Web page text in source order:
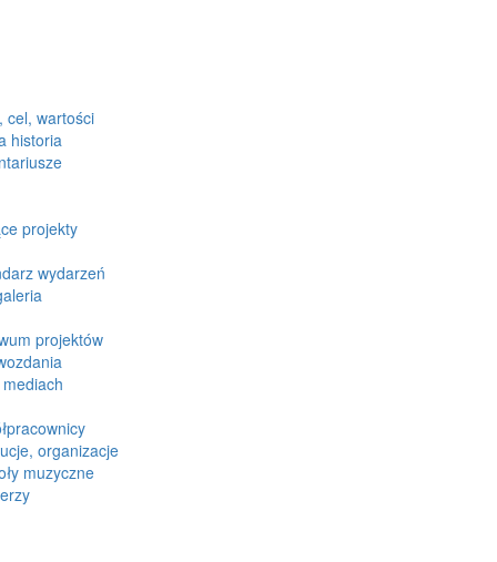
cel, wartości
historia
projekty
wydarzeń
projektów
organizacje
muzyczne